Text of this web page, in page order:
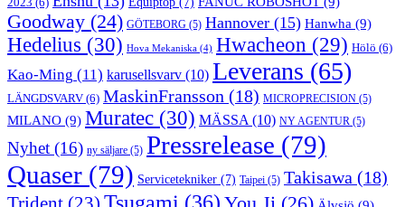
Goodway (24) GÖTEBORG (5) Hannover (15) Hanwha (9)
Hedelius (30) Hova Mekaniska (4) Hwacheon (29) Hölö (6)
Kao-Ming (11) karusellsvarv (10) Leverans (65)
LÄNGDSVARV (6) MaskinFransson (18) MICROPRECISION (5)
MILANO (9) Muratec (30) MÄSSA (10) NY AGENTUR (5)
Nyhet (16) ny säljare (5) Pressrelease (79)
Quaser (79) Servicetekniker (7) Taipei (5) Takisawa (18)
Tsugami (36)